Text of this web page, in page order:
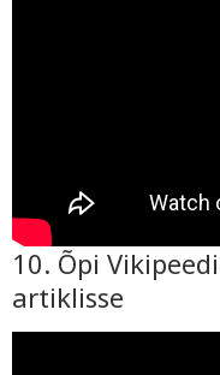
10. Õpi
artiklisse